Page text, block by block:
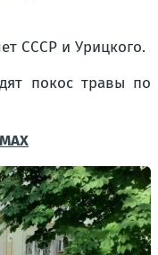
СССР и Урицкого.
покос травы по